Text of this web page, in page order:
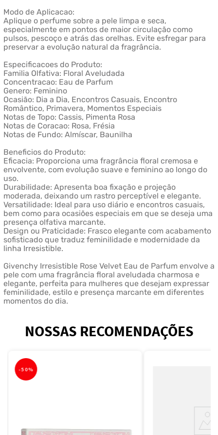
Modo de Aplicacao:
Aplique o perfume sobre a pele limpa e seca,
especialmente em pontos de maior circulação como
pulsos, pescoço e atrás das orelhas. Evite esfregar para
preservar a evolução natural da fragrância.
Especificacoes do Produto:
Familia Olfativa: Floral Aveludada
Concentracao: Eau de Parfum
Genero: Feminino
Ocasião: Dia a Dia, Encontros Casuais, Encontro
Romântico, Primavera, Momentos Especiais
Notas de Topo: Cassis, Pimenta Rosa
Notas de Coracao: Rosa, Frésia
Notas de Fundo: Almíscar, Baunilha
Beneficios do Produto:
Eficacia: Proporciona uma fragrância floral cremosa e
envolvente, com evolução suave e feminino ao longo do
uso.
Durabilidade: Apresenta boa fixação e projeção
moderada, deixando um rastro perceptível e elegante.
Versatilidade: Ideal para uso diário e encontros casuais,
bem como para ocasiões especiais em que se deseja uma
presença olfativa marcante.
Design ou Praticidade: Frasco elegante com acabamento
sofisticado que traduz feminilidade e modernidade da
linha Irresistible.
Givenchy Irresistible Rose Velvet Eau de Parfum envolve a
pele com uma fragrância floral aveludada charmosa e
elegante, perfeita para mulheres que desejam expressar
feminilidade, estilo e presença marcante em diferentes
momentos do dia.
NOSSAS RECOMENDAÇÕES
-50%